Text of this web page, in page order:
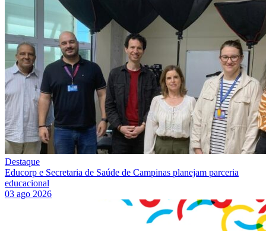
Destaque
Educorp e Secretaria de Saúde de Campinas planejam parceria
educacional
03 ago 2026